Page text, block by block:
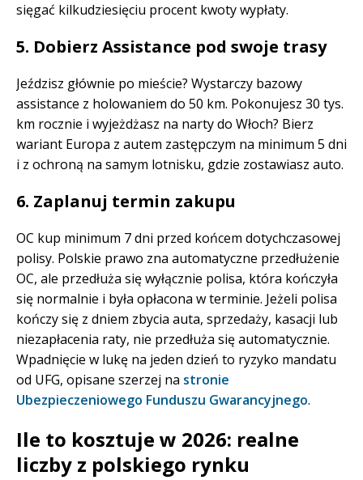
sięgać kilkudziesięciu procent kwoty wypłaty.
5. Dobierz Assistance pod swoje trasy
Jeździsz głównie po mieście? Wystarczy bazowy
assistance z holowaniem do 50 km. Pokonujesz 30 tys.
km rocznie i wyjeżdżasz na narty do Włoch? Bierz
wariant Europa z autem zastępczym na minimum 5 dni
i z ochroną na samym lotnisku, gdzie zostawiasz auto.
6. Zaplanuj termin zakupu
OC kup minimum 7 dni przed końcem dotychczasowej
polisy. Polskie prawo zna automatyczne przedłużenie
OC, ale przedłuża się wyłącznie polisa, która kończyła
się normalnie i była opłacona w terminie. Jeżeli polisa
kończy się z dniem zbycia auta, sprzedaży, kasacji lub
niezapłacenia raty, nie przedłuża się automatycznie.
Wpadnięcie w lukę na jeden dzień to ryzyko mandatu
od UFG, opisane szerzej na stronie
Ubezpieczeniowego Funduszu Gwarancyjnego.
Ile to kosztuje w 2026: realne
liczby z polskiego rynku